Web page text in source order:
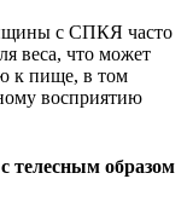
с СПКЯ часто
веса, что может
к пище, в том
восприятию
телесным образом